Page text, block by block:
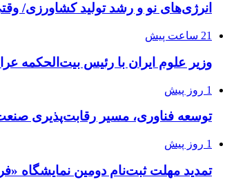
انرژی‌های نو و رشد تولید کشاورزی/
21 ساعت پیش
وزیر علوم ایران با رئیس بیت‌الحکمه
1 روز پیش
توسعه فناوری، مسیر رقابت‌پذیری
1 روز پیش
تمدید مهلت ثبت‌نام دومین نمایشگاه «فر ایران ۲» تا